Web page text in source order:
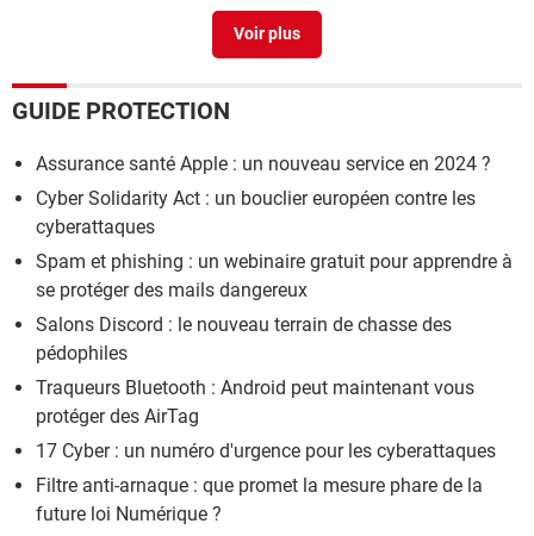
Forum DS
GUIDE PROTECTION
Assurance santé Apple : un nouveau service en 2024 ?
Cyber Solidarity Act : un bouclier européen contre les
cyberattaques
Spam et phishing : un webinaire gratuit pour apprendre à
se protéger des mails dangereux
Salons Discord : le nouveau terrain de chasse des
pédophiles
Traqueurs Bluetooth : Android peut maintenant vous
protéger des AirTag
17 Cyber : un numéro d'urgence pour les cyberattaques
Filtre anti-arnaque : que promet la mesure phare de la
future loi Numérique ?